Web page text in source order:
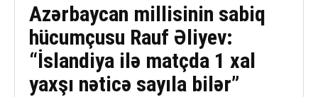
Azərbaycan millisinin sabiq
hücumçusu Rauf Əliyev:
“İslandiya ilə matçda 1 xal
yaxşı nəticə sayıla bilər”